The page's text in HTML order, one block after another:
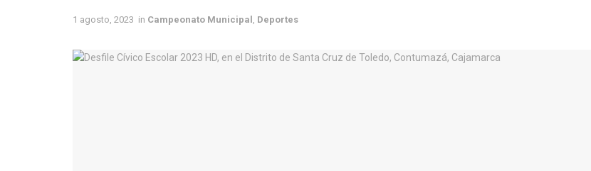
1 agosto, 2023 in Campeonato Municipal Deportes